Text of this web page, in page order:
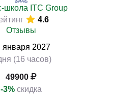
школа ITC Group
4.6
Отзывы
января 2027
(16 часов)
49900
-3% скидка